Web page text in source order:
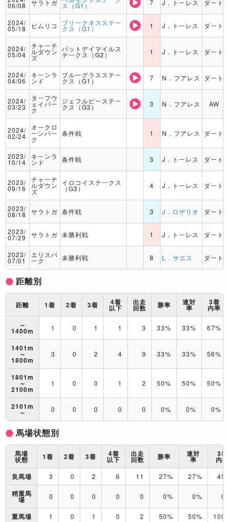
06/08 サラトガ ス（G1） 7 J．トーレス ダート
2024/
05/18 ピムリコ プリークネスステー
クス（G1） 1 J．トーレス ダート
2024/
05/04
チャーチ
ルダウン
ズ
パットデイマイルス
テークス（G2） 1 J．トーレス ダート
2024/
04/06
キーンラ
ンド
ブルーグラスステー
クス（G1） 7 N．フアレス ダート
2024/
03/23
ターフウ
ェイパー
ク
ジェフルビーステー
クス（G3） 3 N．フアレス AW
2024/
02/24
オークロ
ーンパー
ク
条件戦 1 N．フアレス ダート
2023/
10/14
キーンラ
ンド 条件戦 3 J．トーレス ダート
2023/
09/16
チャーチ
ルダウン
ズ
イロコイステークス
（G3） 4 J．トーレス ダート
2023/
08/18 サラトガ 条件戦 3 J．ロザリオ ダート
2023/
07/29 サラトガ 未勝利戦 1 J．トーレス ダート
2023/
07/01
エリスパ
ーク 未勝利戦 8 L．サエス ダート
距離別
距離 1着 2着 3着 4着
以下
出走
回数 勝率 連対
率
3着
内率
～
1400m 1 0 1 1 3 33% 33% 67%
1401m
～
1800m
3 0 2 4 9 33% 33% 56%
1801m
～
2100m
1 0 0 1 2 50% 50% 50%
2101m
～ 0 0 0 0 0 0% 0% 0%
馬場状態別
馬場
状態 1着 2着 3着 4着
以下
出走
回数 勝率 連対
率
3着
内率
良馬場
3 0 2 6 11 27% 27%
稍重馬
場 0 0 0 0 0 0% 0%
重馬場 1 0 1 0 2 50% 50%